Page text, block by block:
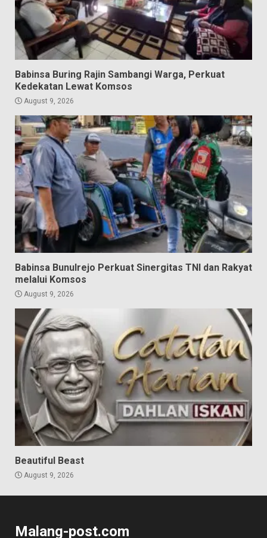
Babinsa Buring Rajin Sambangi Warga, Perkuat
Kedekatan Lewat Komsos
August 9, 2026
Babinsa Bunulrejo Perkuat Sinergitas TNI dan Rakyat
melalui Komsos
August 9, 2026
Beautiful Beast
August 9, 2026
Malang-post.com